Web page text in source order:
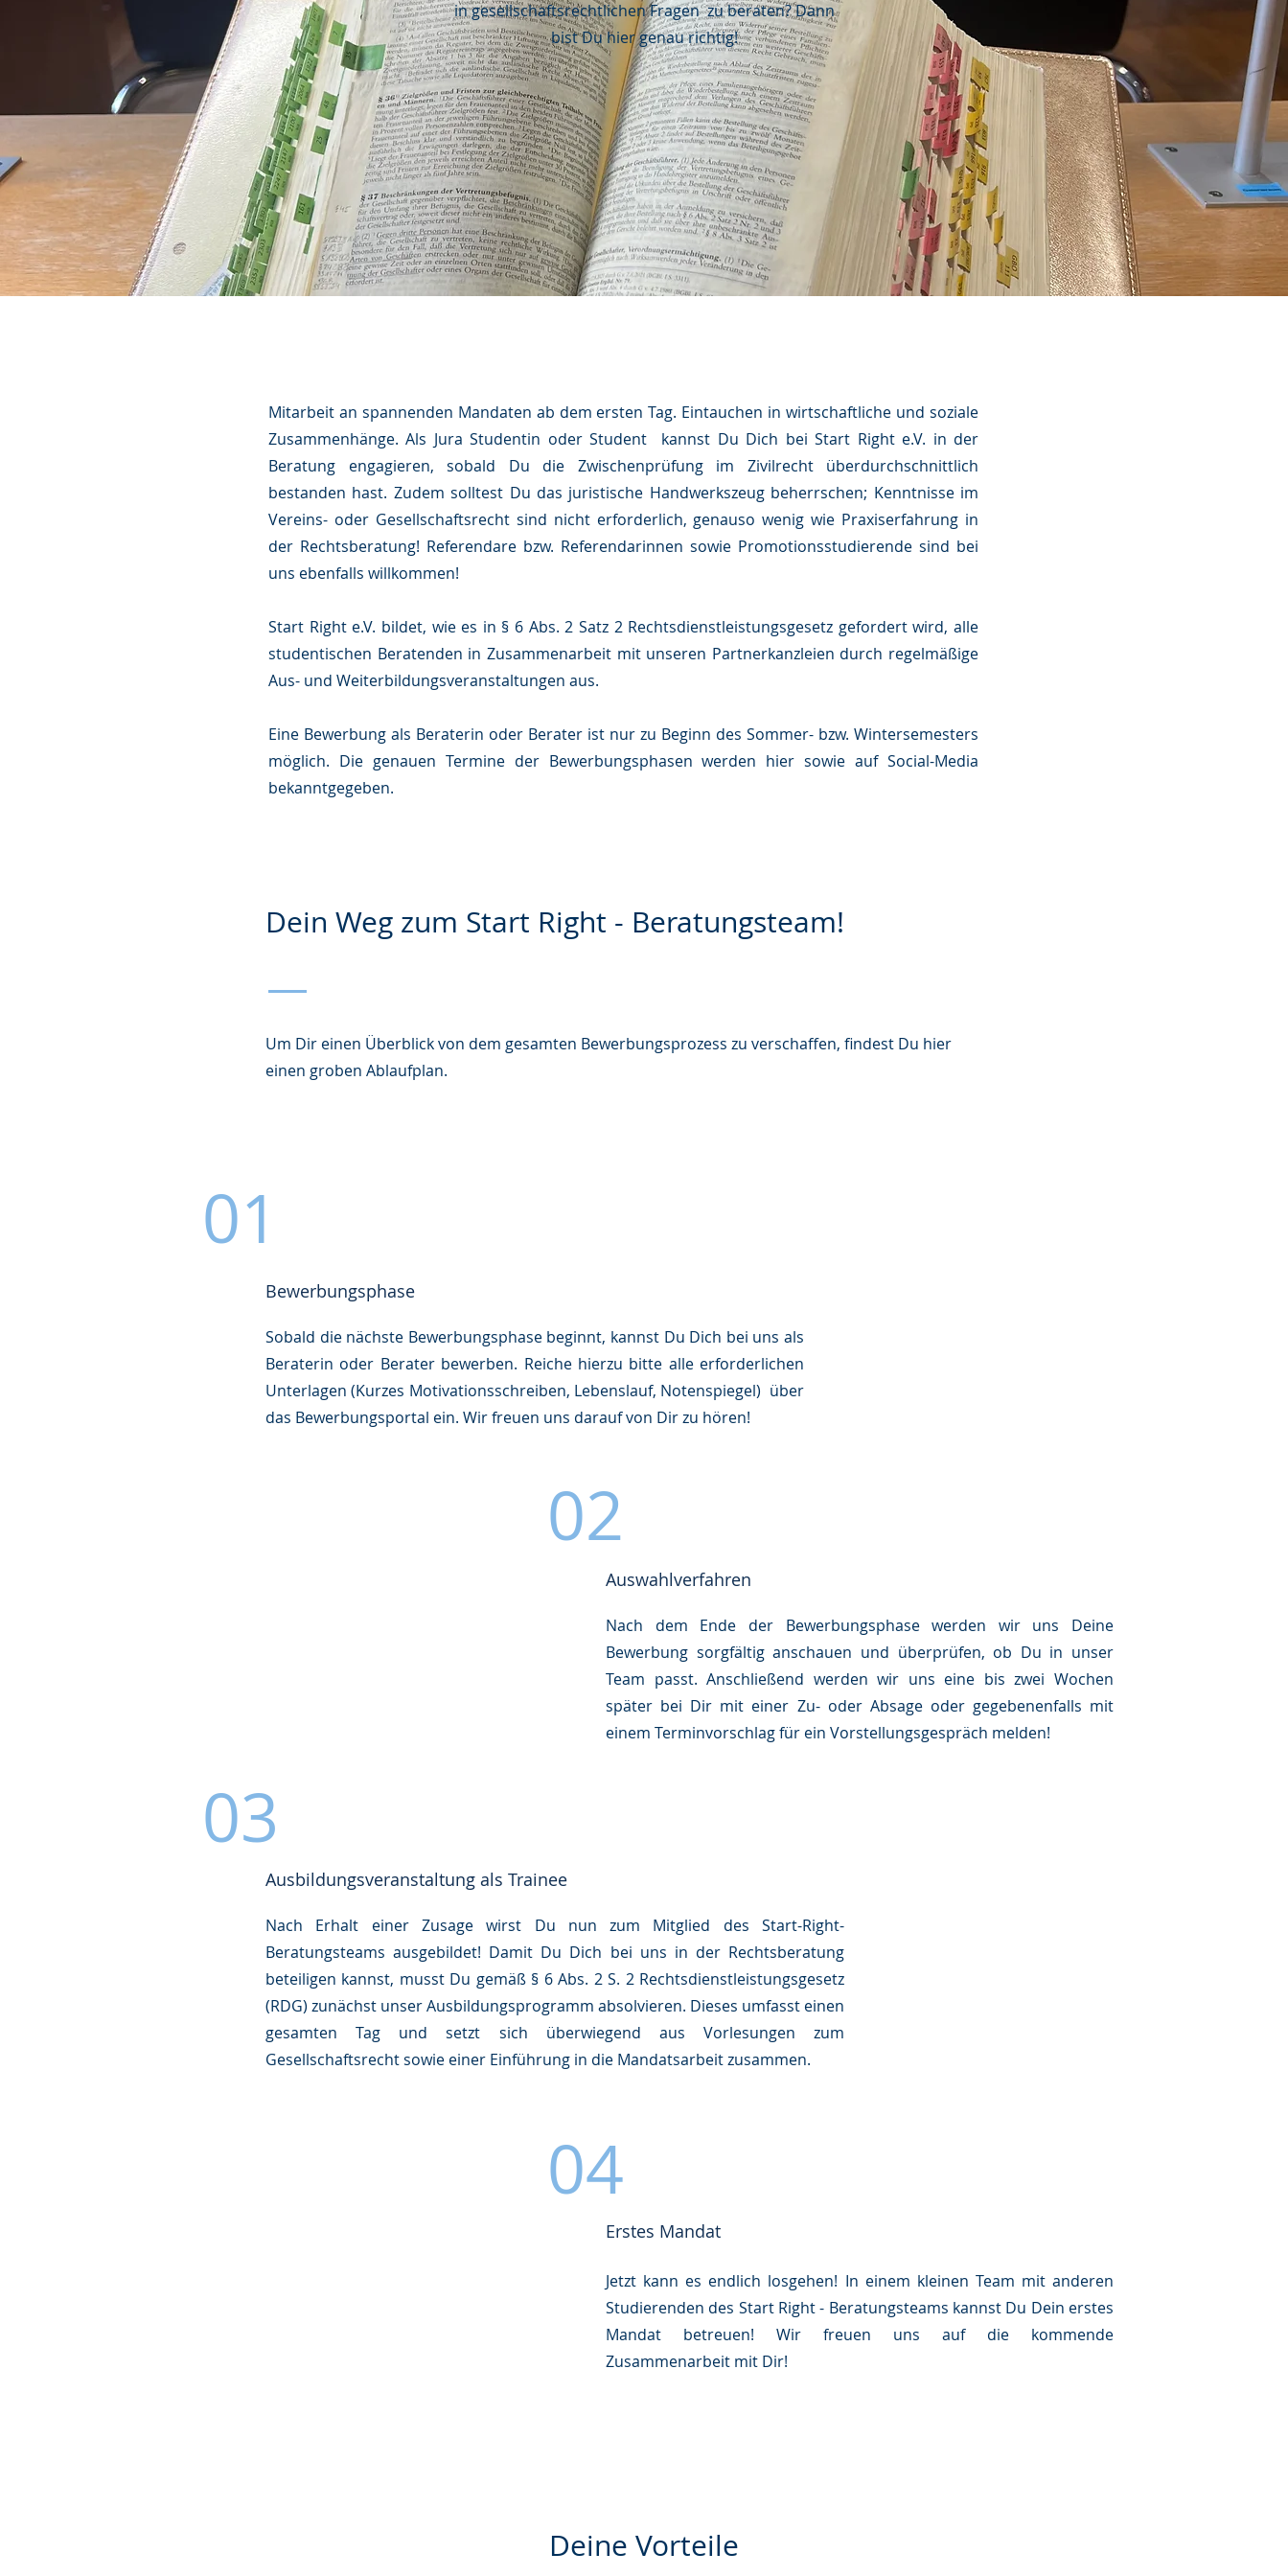
in gesellschaftsrechtlichen Fragen zu beraten? Dann
bist Du hier genau richtig!
Mitarbeit an spannenden Mandaten ab dem ersten Tag. Eintauchen in wirtschaftliche und soziale
Zusammenhänge. Als Jura Studentin oder Student kannst Du Dich bei Start Right e.V. in der
Beratung engagieren, sobald Du die Zwischenprüfung im Zivilrecht überdurchschnittlich
bestanden hast. Zudem solltest Du das juristische Handwerkszeug beherrschen; Kenntnisse im
Vereins- oder Gesellschaftsrecht sind nicht erforderlich, genauso wenig wie Praxiserfahrung in
der Rechtsberatung! Referendare bzw. Referendarinnen sowie Promotionsstudierende sind bei
uns ebenfalls willkommen!
Start Right e.V. bildet, wie es in § 6 Abs. 2 Satz 2 Rechtsdienstleistungsgesetz gefordert wird, alle
studentischen Beratenden in Zusammenarbeit mit unseren Partnerkanzleien durch regelmäßige
Aus- und Weiterbildungsveranstaltungen aus.
Eine Bewerbung als Beraterin oder Berater ist nur zu Beginn des Sommer- bzw. Wintersemesters
möglich. Die genauen Termine der Bewerbungsphasen werden hier sowie auf Social-Media
bekanntgegeben.
Dein Weg zum Start Right - Beratungsteam!
Um Dir einen Überblick von dem gesamten Bewerbungsprozess zu verschaffen, findest Du hier
einen groben Ablaufplan.
01
Bewerbungsphase
Sobald die nächste Bewerbungsphase beginnt, kannst Du Dich bei uns als
Beraterin oder Berater bewerben. Reiche hierzu bitte alle erforderlichen
Unterlagen (Kurzes Motivationsschreiben, Lebenslauf, Notenspiegel) über
das Bewerbungsportal ein. Wir freuen uns darauf von Dir zu hören!
02
Auswahlverfahren
Nach dem Ende der Bewerbungsphase werden wir uns Deine
Bewerbung sorgfältig anschauen und überprüfen, ob Du in unser
Team passt. Anschließend werden wir uns eine bis zwei Wochen
später bei Dir mit einer Zu- oder Absage oder gegebenenfalls mit
einem Terminvorschlag für ein Vorstellungsgespräch melden!
03
Ausbildungsveranstaltung als Trainee
Nach Erhalt einer Zusage wirst Du nun zum Mitglied des Start-Right-
Beratungsteams ausgebildet! Damit Du Dich bei uns in der Rechtsberatung
beteiligen kannst, musst Du gemäß § 6 Abs. 2 S. 2 Rechtsdienstleistungsgesetz
(RDG) zunächst unser Ausbildungsprogramm absolvieren. Dieses umfasst einen
gesamten Tag und setzt sich überwiegend aus Vorlesungen zum
Gesellschaftsrecht sowie einer Einführung in die Mandatsarbeit zusammen.
04
Erstes Mandat
Jetzt kann es endlich losgehen! In einem kleinen Team mit anderen
Studierenden des Start Right - Beratungsteams kannst Du Dein erstes
Mandat betreuen! Wir freuen uns auf die kommende
Zusammenarbeit mit Dir!
Deine Vorteile